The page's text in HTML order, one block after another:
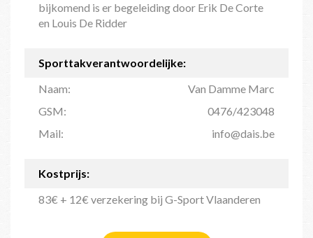
bijkomend is er begeleiding door Erik De Corte
en Louis De Ridder
Sporttakverantwoordelijke:
Naam:
Van Damme Marc
GSM:
0476/423048
Mail:
info@dais.be
Kostprijs:
83€ + 12€ verzekering bij G-Sport Vlaanderen